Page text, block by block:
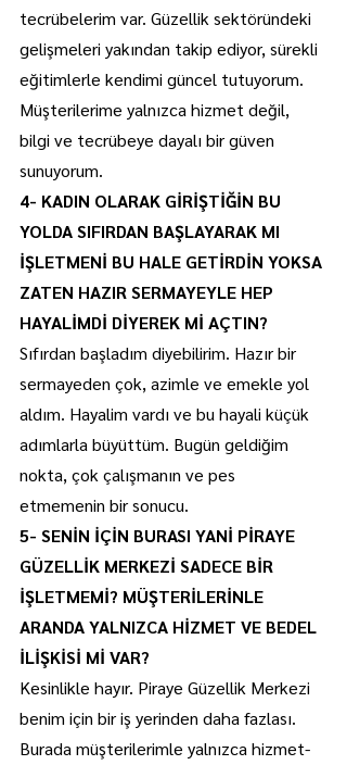
tecrübelerim var. Güzellik sektöründeki
gelişmeleri yakından takip ediyor, sürekli
eğitimlerle kendimi güncel tutuyorum.
Müşterilerime yalnızca hizmet değil,
bilgi ve tecrübeye dayalı bir güven
sunuyorum.
4- KADIN OLARAK GİRİŞTİĞİN BU
YOLDA SIFIRDAN BAŞLAYARAK MI
İŞLETMENİ BU HALE GETİRDİN YOKSA
ZATEN HAZIR SERMAYEYLE HEP
HAYALİMDİ DİYEREK Mİ AÇTIN?
Sıfırdan başladım diyebilirim. Hazır bir
sermayeden çok, azimle ve emekle yol
aldım. Hayalim vardı ve bu hayali küçük
adımlarla büyüttüm. Bugün geldiğim
nokta, çok çalışmanın ve pes
etmemenin bir sonucu.
5- SENİN İÇİN BURASI YANİ PİRAYE
GÜZELLİK MERKEZİ SADECE BİR
İŞLETMEMİ? MÜŞTERİLERİNLE
ARANDA YALNIZCA HİZMET VE BEDEL
İLİŞKİSİ Mİ VAR?
Kesinlikle hayır. Piraye Güzellik Merkezi
benim için bir iş yerinden daha fazlası.
Burada müşterilerimle yalnızca hizmet-